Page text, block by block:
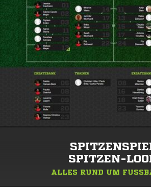
SPITZEN-
ALLES RUND UM